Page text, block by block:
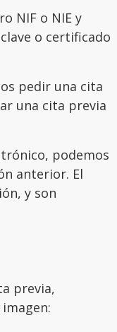
NIF o NIE y
o certificado
pedir una cita
una cita previa
podemos
anterior. El
y son
previa,